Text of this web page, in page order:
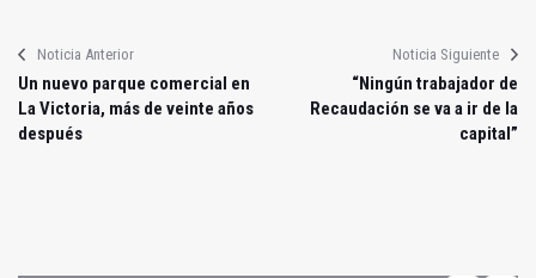
Noticia Anterior
Un nuevo parque comercial en
La Victoria, más de veinte años
después
Noticia Siguiente
“Ningún trabajador de
Recaudación se va a ir de la
capital”